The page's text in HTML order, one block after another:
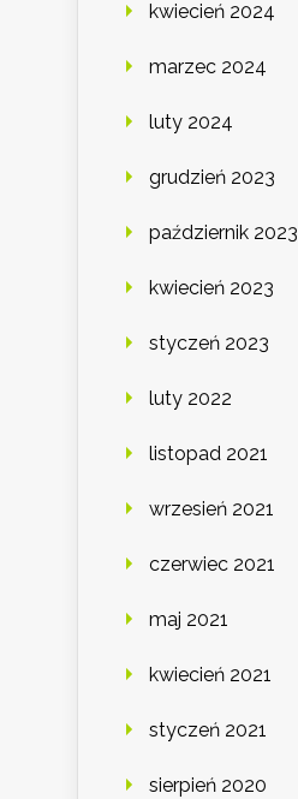
kwiecień 2024
marzec 2024
luty 2024
grudzień 2023
październik 2023
kwiecień 2023
styczeń 2023
luty 2022
listopad 2021
wrzesień 2021
czerwiec 2021
maj 2021
kwiecień 2021
styczeń 2021
sierpień 2020